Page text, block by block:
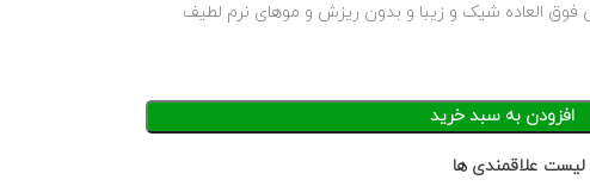
فوق العاده شیک و زیبا و بدون ریزش و موهای نرم لطیف
افزودن به سبد خرید
لیست علاقمندی ها